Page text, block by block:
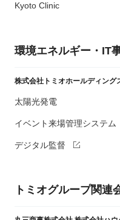
Kyoto Clinic
環境エネルギー・IT
株式会社トミオホールディング
太陽光発電
イベント来場管理システム
デジタル監督
トミオグループ関連